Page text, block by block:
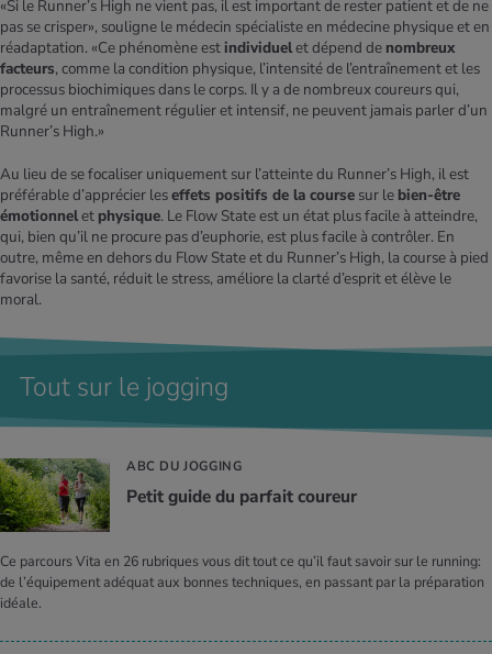
«Si le Runner’s High ne vient pas, il est important de rester patient et de ne
pas se crisper», souligne le médecin spécialiste en médecine physique et en
réadaptation. «Ce phénomène estindividuelet dépend de nombreux
facteurs, comme la condition physique, l’intensité de l’entraînement et les
processus biochimiques dans le corps. Il y a de nombreux coureurs qui,
malgré un entraînement régulier et intensif, ne peuvent jamais parler d’un
Runner’s High.»
Au lieu de se focaliser uniquement sur l’atteinte du Runner’s High, il est
préférable d’apprécier leseffets positifs de la course sur le bien-être
émotionnelet physique. Le Flow State est un état plus facile à atteindre,
qui, bien qu’il ne procure pas d’euphorie, est plus facile à contrôler. En
outre, même en dehors du Flow State et du Runner’s High, la course à pied
favorise la santé, réduit le stress, améliore la clarté d’esprit et élève le
moral.
Tout sur le jogging
ABC DU JOGGING
Petit guide du par­fait cou­reur
Ce parcours Vita en 26 rubriques vous dit tout ce qu’il faut savoir sur le running:
de l’équipement adéquat aux bonnes techniques, en passant par la préparation
idéale.